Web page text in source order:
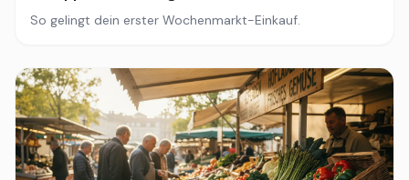
So gelingt dein erster Wochenmarkt-Einkauf.